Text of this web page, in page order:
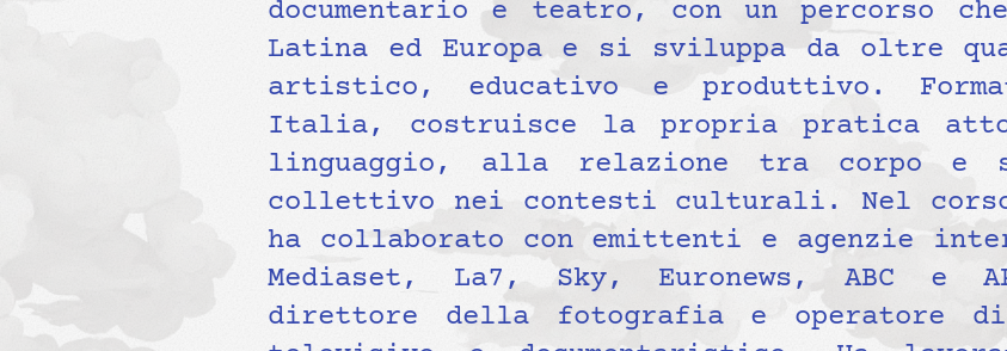
documentario e teatro, con un percorso
Latina ed Europa e si sviluppa da oltre
artistico, educativo e produttivo.
Italia, costruisce la propria pratica
linguaggio, alla relazione tra corpo e
collettivo nei contesti culturali. Nel
ha collaborato con emittenti e agenzie
Mediaset, La7, Sky, Euronews, ABC e
direttore della fotografia e operatore